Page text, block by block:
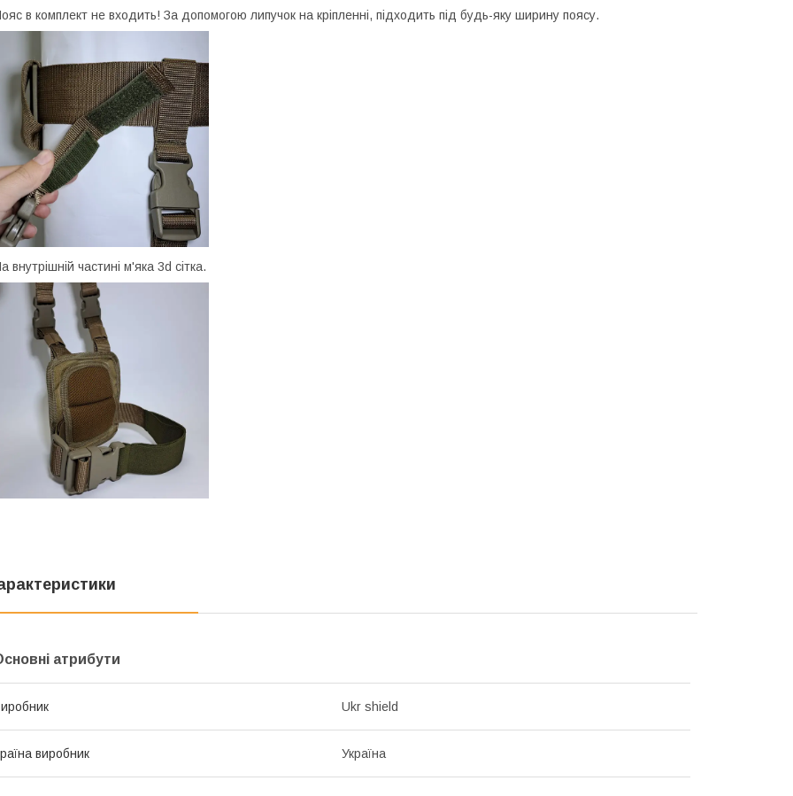
в комплект не входить! За допомогою липучок на кріпленні, підходить під будь-яку ширину поясу.
внутрішній частині м'яка 3d сітка.
атрибути
Ukr shield
виробник Україна